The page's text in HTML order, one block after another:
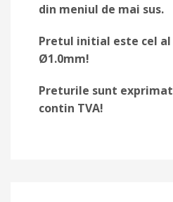
din meniul de mai sus.
Pretul initial este cel
Ø1.0mm!
Preturile sunt
contin TVA!